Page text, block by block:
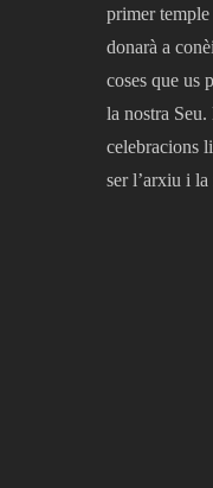
primer
donarà a
coses que us
la nostra
celebracions
ser l’arxiu i la